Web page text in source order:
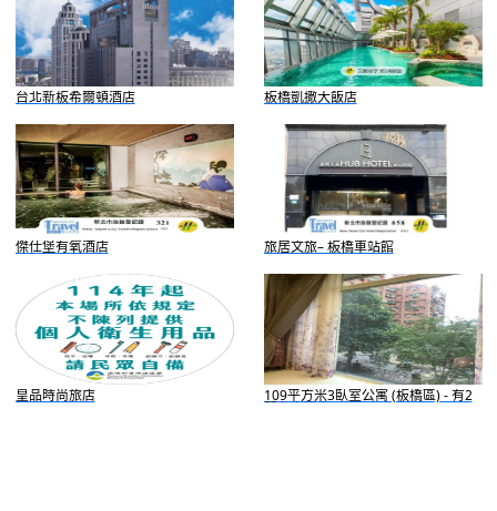
台北新板希爾頓酒店 板橋凱撒大飯店
傑仕堡有氧酒店 旅居文旅– 板橋車站館
皇品時尚旅店 109平方米3臥室公寓 (板橋區) - 有2